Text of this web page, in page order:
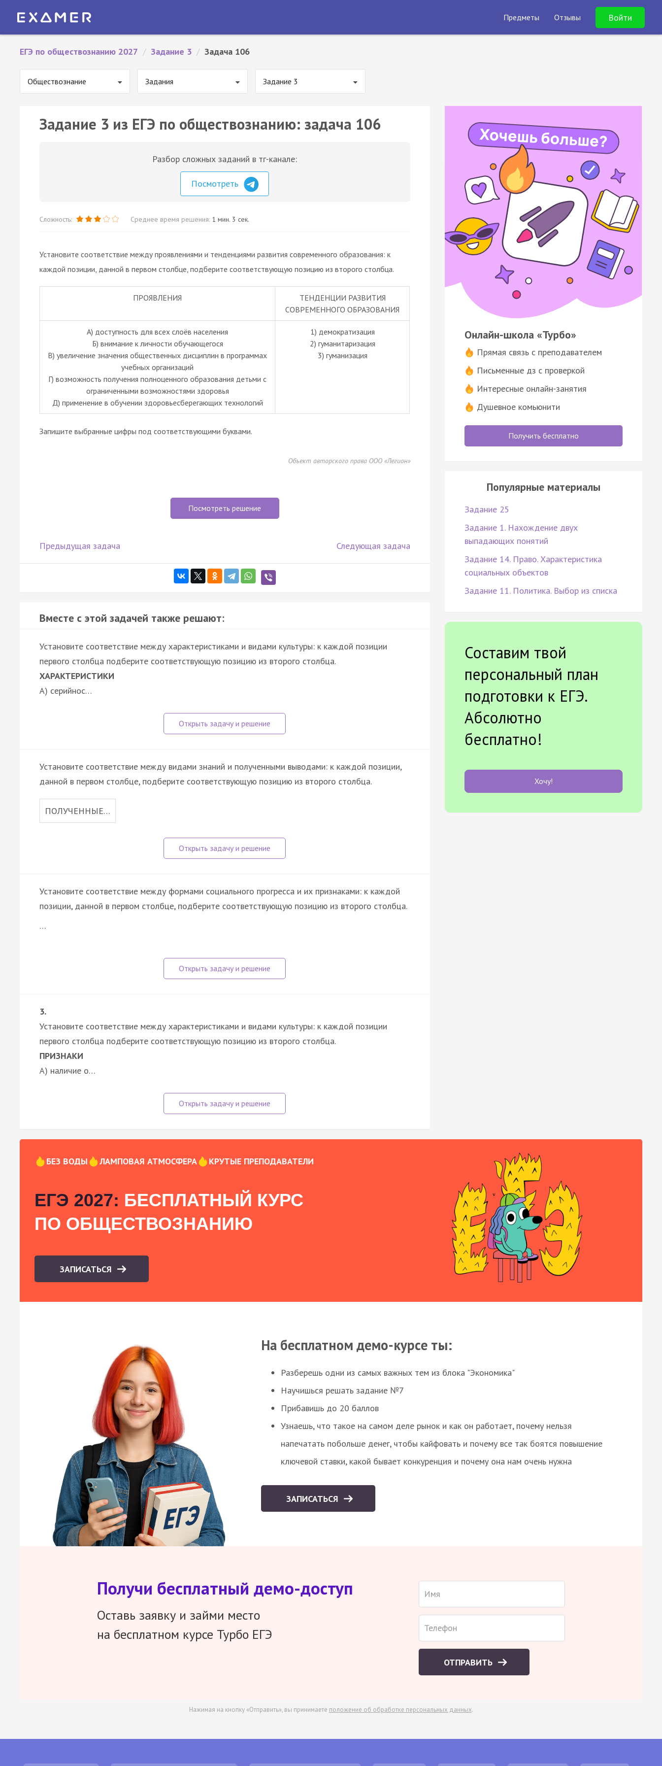
Предметы Отзывы Войти
ЕГЭ по обществознанию 2027 / Задание 3 / Задача 106
Обществознание Задания Задание 3
Задание 3 из ЕГЭ по обществознанию: задача 106
Разбор сложных заданий в тг-канале:
Посмотреть
Сложность: Среднее время решения: 1 мин. 3 сек.
Установите соответствие между проявлениями и тенденциями развития современного образования: к
каждой позиции, данной в первом столбце, подберите соответствующую позицию из второго столбца.
ПРОЯВЛЕНИЯ
ТЕНДЕНЦИИ РАЗВИТИЯ
СОВРЕМЕННОГО ОБРАЗОВАНИЯ
А) доступность для всех слоёв населения
Б) внимание к личности обучающегося
B) увеличение значения общественных дисциплин в программах
учебных организаций
Г) возможность получения полноценного образования детьми с
ограниченными возможностями здоровья
Д) применение в обучении здоровьесберегающих технологий
1) демократизация
2) гуманитаризация
3) гуманизация
Запишите выбранные цифры под соответствующими буквами.
Объект авторского права ООО «Легион»
Посмотреть решение
Предыдущая задача Следующая задача
Вместе с этой задачей также решают:
Установите соответствие между характеристиками и видами культуры: к каждой позиции
первого столбца подберите соответствующую позицию из второго столбца.
ХАРАКТЕРИСТИКИ
А) серийнос…
Установите соответствие между видами знаний и полученными выводами: к каждой позиции,
данной в первом столбце, подберите соответствующую позицию из второго столбца.
ПОЛУЧЕННЫЕ…
Установите соответствие между формами социального прогресса и их признаками: к каждой
позиции, данной в первом столбце, подберите соответствующую позицию из второго столбца.
…
3.
Установите соответствие между характеристиками и видами культуры: к каждой позиции
первого столбца подберите соответствующую позицию из второго столбца.
ПРИЗНАКИ
А) наличие о…
Онлайн-школа «Турбо»
Прямая связь с преподавателем
Письменные дз с проверкой
Интересные онлайн-занятия
Душевное комьюнити
Получить бесплатно
Популярные материалы
Задание 25
Задание 1. Нахождение двух
выпадающих понятий
Задание 14. Право. Характеристика
социальных объектов
Задание 11. Политика. Выбор из списка
Составим твой
персональный план
подготовки к ЕГЭ.
Абсолютно
бесплатно!
Хочу!
БЕЗ ВОДЫ ЛАМПОВАЯ АТМОСФЕРА КРУТЫЕ ПРЕПОДАВАТЕЛИ
ЕГЭ 2027: БЕСПЛАТНЫЙ КУРС
ПО ОБЩЕСТВОЗНАНИЮ
ЗАПИСАТЬСЯ
На бесплатном демо-курсе ты:
Разберешь одни из самых важных тем из блока "Экономика"
Научишься решать задание №7
Прибавишь до 20 баллов
Узнаешь, что такое на самом деле рынок и как он работает, почему нельзя
напечатать побольше денег, чтобы кайфовать и почему все так боятся повышение
ключевой ставки, какой бывает конкуренция и почему она нам очень нужна
ЗАПИСАТЬСЯ
Получи бесплатный демо-доступ
Оставь заявку и займи место
на бесплатном курсе Турбо ЕГЭ
ОТПРАВИТЬ
Нажимая на кнопку «Отправить», вы принимаете положение об обработке персональных данных.